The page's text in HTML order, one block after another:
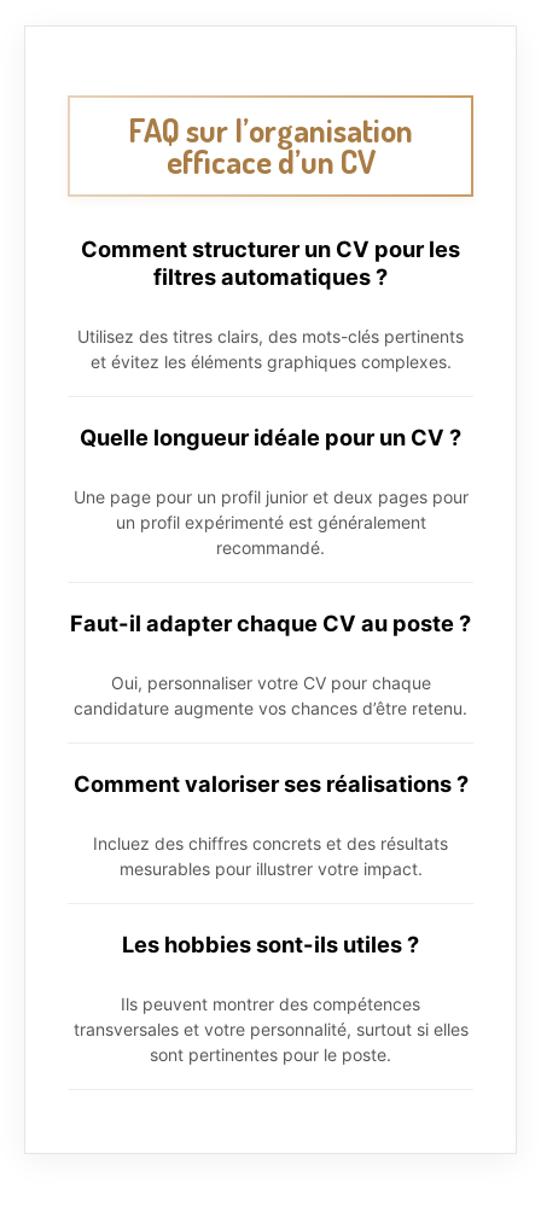
FAQ sur l’organisation
efficace d’un CV
Comment structurer un CV pour les
filtres automatiques ?
Utilisez des titres clairs, des mots-clés pertinents
et évitez les éléments graphiques complexes.
Quelle longueur idéale pour un CV ?
Une page pour un profil junior et deux pages pour
un profil expérimenté est généralement
recommandé.
Faut-il adapter chaque CV au poste ?
Oui, personnaliser votre CV pour chaque
candidature augmente vos chances d’être retenu.
Comment valoriser ses réalisations ?
Incluez des chiffres concrets et des résultats
mesurables pour illustrer votre impact.
Les hobbies sont-ils utiles ?
Ils peuvent montrer des compétences
transversales et votre personnalité, surtout si elles
sont pertinentes pour le poste.